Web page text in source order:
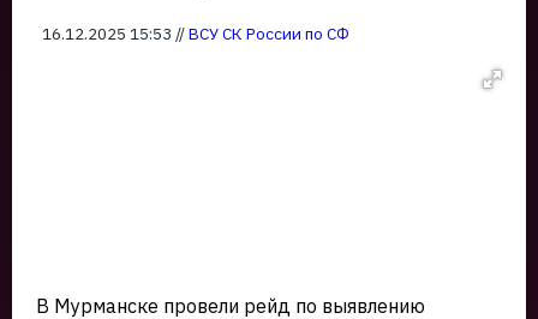
16.12.2025 15:53 //ВСУ СК России по СФ
В Мурманске провели рейд по выявлению